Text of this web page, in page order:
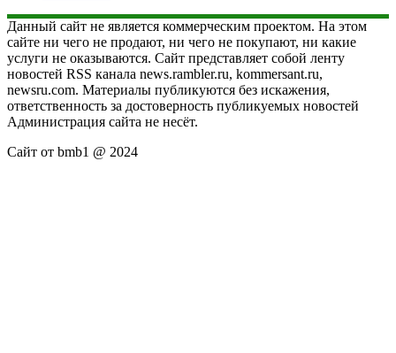
Данный сайт не является коммерческим проектом. На этом
сайте ни чего не продают, ни чего не покупают, ни какие
услуги не оказываются. Сайт представляет собой ленту
новостей RSS канала news.rambler.ru, kommersant.ru,
newsru.com. Материалы публикуются без искажения,
ответственность за достоверность публикуемых новостей
Администрация сайта не несёт.
Сайт от bmb1 @ 2024